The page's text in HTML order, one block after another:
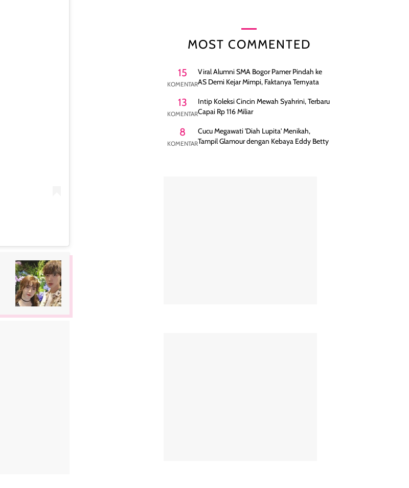
MOST COMMENTED
15
KOMENTAR
Viral Alumni SMA Bogor Pamer Pindah ke
AS Demi Kejar Mimpi, Faktanya Ternyata
13
KOMENTAR
Intip Koleksi Cincin Mewah Syahrini, Terbaru
Capai Rp 116 Miliar
8
KOMENTAR
Cucu Megawati 'Diah Lupita' Menikah,
Tampil Glamour dengan Kebaya Eddy Betty